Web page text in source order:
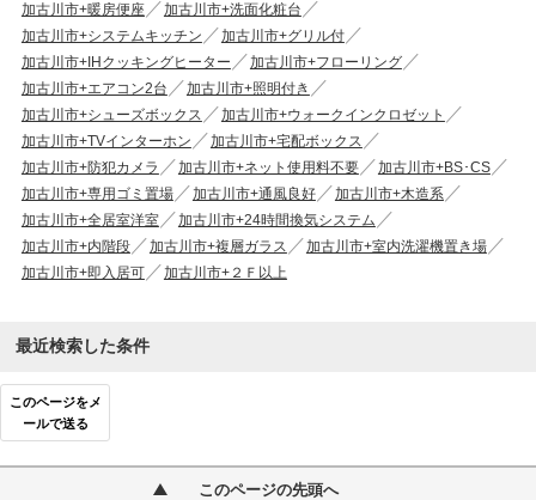
加古川市+暖房便座
加古川市+洗面化粧台
加古川市+システムキッチン
加古川市+グリル付
加古川市+IHクッキングヒーター
加古川市+フローリング
加古川市+エアコン2台
加古川市+照明付き
加古川市+シューズボックス
加古川市+ウォークインクロゼット
加古川市+TVインターホン
加古川市+宅配ボックス
加古川市+防犯カメラ
加古川市+ネット使用料不要
加古川市+BS･CS
加古川市+専用ゴミ置場
加古川市+通風良好
加古川市+木造系
加古川市+全居室洋室
加古川市+24時間換気システム
加古川市+内階段
加古川市+複層ガラス
加古川市+室内洗濯機置き場
加古川市+即入居可
加古川市+２Ｆ以上
最近検索した条件
このページをメ
ールで送る
このページの先頭へ